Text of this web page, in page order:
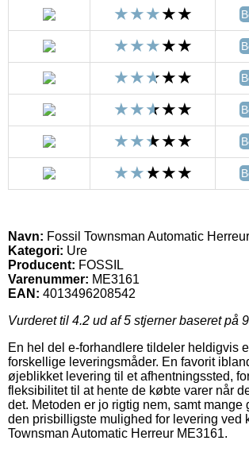
Navn: Fossil Townsman Automatic
Kategori: Ure
Producent: FOSSIL
Varenummer: ME3161
EAN: 4013496208542
Vurderet til 4.2 ud af 5 stjerner baseret på 9
En hel del e-forhandlere tildeler heldigvis
forskellige leveringsmåder. En favorit
øjeblikket levering til et afhentningssted,
fleksibilitet til at hente de købte varer når
det. Metoden er jo rigtig nem, samt mange
den prisbilligste mulighed for levering ved
Townsman Automatic Herreur ME3161.